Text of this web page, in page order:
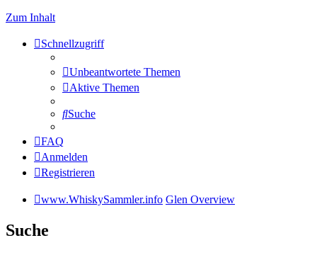
Zum Inhalt
Schnellzugriff
Unbeantwortete Themen
Aktive Themen
Suche
FAQ
Anmelden
Registrieren
www.WhiskySammler.info Glen Overview
Suche